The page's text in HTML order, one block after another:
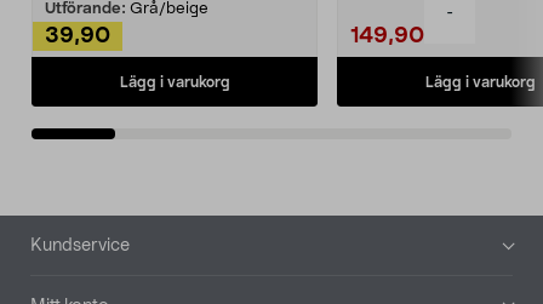
-
Utförande: Grå/beige
39,90
Lägg i varukorg
149,90
Lägg i varukorg
Sidfot
Kundservice